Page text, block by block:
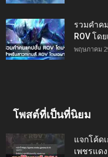
รวมคำค
ROV โด
พฤษภาคม
โพสต์ที่เป็นที่นิยม
แจกโค้ด
เพชรแด